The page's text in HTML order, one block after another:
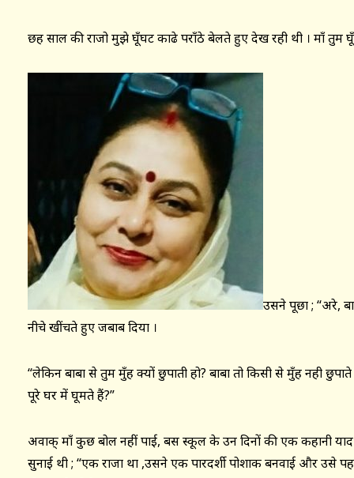
छह साल की राजो मुझे घूँघट काढे पराँठे बेलते हुए देख रही थी । माँ तुम
उसने पूछा ; “अरे,
नीचे खींचते हुए जबाब दिया ।
“लेकिन बाबा से तुम मुँह क्यों छुपाती हो? बाबा तो किसी से मुँह नही
पूरे घर में घूमते हैं?”
अवाक् माँ कुछ बोल नहीं पाई, बस स्कूल के उन दिनों की एक कहानी
सुनाई थी ; “एक राजा था ,उसने एक पारदर्शी पोशाक बनवाई और उसे